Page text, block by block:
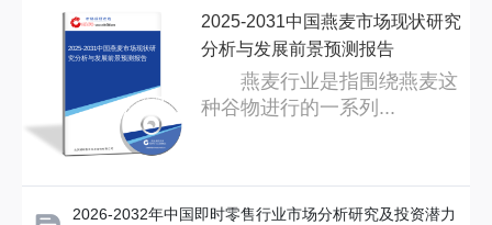
科研机构提供精准的市场进入...
2025-2031中国燕麦市场现状研
究分析与发展前景预测报告
2025-2031中国燕麦市场现状研究
分析与发展前景预测报告
燕麦行业是指围绕燕麦这
种谷物进行的一系列...
2026-2032年中国即时零售行业市场分析研究及投资潜力